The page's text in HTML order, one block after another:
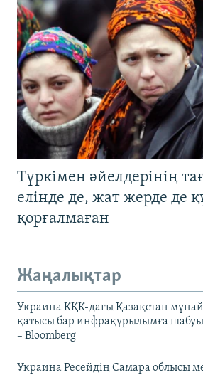
Түркімен әйелдерінің
елінде де, жат жерде де
қорғалмаған
Жаңалықтар
Украина КҚК-дағы Қазақстан
қатысы бар инфрақұрылымға
– Bloomberg
Украина Ресейдің Самара облысы